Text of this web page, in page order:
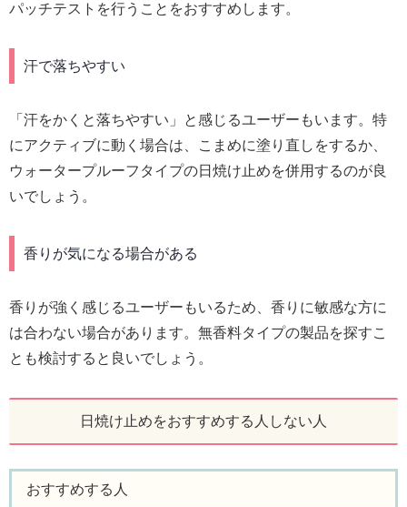
パッチテストを行うことをおすすめします。
汗で落ちやすい
「汗をかくと落ちやすい」と感じるユーザーもいます。特
にアクティブに動く場合は、こまめに塗り直しをするか、
ウォータープルーフタイプの日焼け止めを併用するのが良
いでしょう。
香りが気になる場合がある
香りが強く感じるユーザーもいるため、香りに敏感な方に
は合わない場合があります。無香料タイプの製品を探すこ
とも検討すると良いでしょう。
日焼け止めをおすすめする人しない人
おすすめする人